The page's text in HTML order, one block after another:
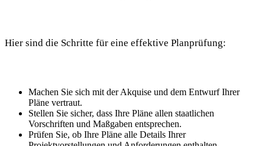
Hier sind die Schritte für eine effektive Planprüfung:
Machen Sie sich mit der Akquise und ⁣dem Entwurf ‌Ihrer
Pläne vertraut.
Stellen ‍Sie sicher, dass Ihre Pläne allen staatlichen
Vorschriften und Maßgaben entsprechen.
Prüfen Sie, ob Ihre ‍Pläne alle Details Ihrer